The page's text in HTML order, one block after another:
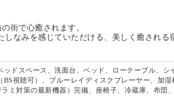
街で心癒されます。
なみを感じていただける、美しく癒される
ッドスペース、洗面台、ベッド、ローテーブル、シ
BS視聴可）、ブルーレイディスクプレーヤー、加
ラミ対策の最新機器）完備、座椅子、冷蔵庫、布団